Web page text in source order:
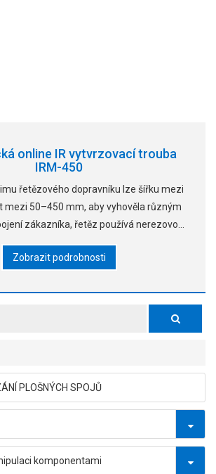
online IR vytvrzovací trouba
IRM-450
řetězového dopravníku lze šířku mezi
mezi 50–450 mm, aby vyhověla různým
zákazníka, řetěz používá nerezovou
Zobrazit podrobnosti
PLOŠNÝCH SPOJŮ
komponentami